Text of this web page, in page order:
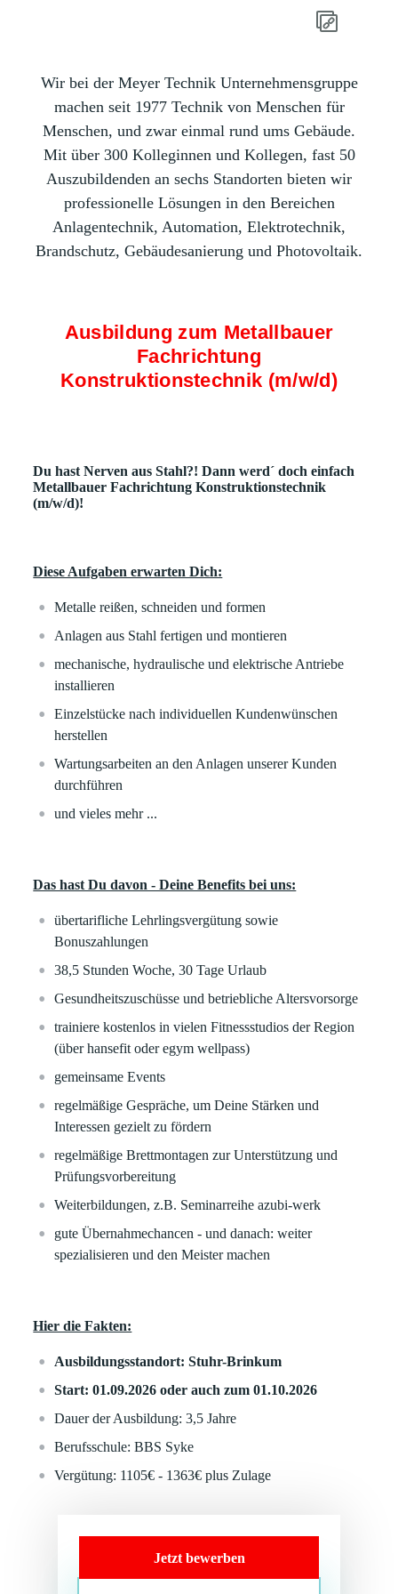
Wir bei der Meyer Technik Unternehmensgruppe
machen seit 1977 Technik von Menschen für
Menschen, und zwar einmal rund ums Gebäude.
Mit über 300 Kolleginnen und Kollegen, fast 50
Auszubildenden an sechs Standorten bieten wir
professionelle Lösungen in den Bereichen
Anlagentechnik, Automation, Elektrotechnik,
Brandschutz, Gebäudesanierung und Photovoltaik.
Ausbildung zum Metallbauer
Fachrichtung
Konstruktionstechnik (m/w/d)
Du hast Nerven aus Stahl?! Dann werd´ doch einfach
Metallbauer Fachrichtung Konstruktionstechnik
(m/w/d)!
Diese Aufgaben erwarten Dich:
Metalle reißen, schneiden und formen
Anlagen aus Stahl fertigen und montieren
mechanische, hydraulische und elektrische Antriebe
installieren
Einzelstücke nach individuellen Kundenwünschen
herstellen
Wartungsarbeiten an den Anlagen unserer Kunden
durchführen
und vieles mehr ...
Das hast Du davon - Deine Benefits bei uns:
übertarifliche Lehrlingsvergütung sowie
Bonuszahlungen
38,5 Stunden Woche, 30 Tage Urlaub
Gesundheitszuschüsse und betriebliche Altersvorsorge
trainiere kostenlos in vielen Fitnessstudios der Region
(über hansefit oder egym wellpass)
gemeinsame Events
regelmäßige Gespräche, um Deine Stärken und
Interessen gezielt zu fördern
regelmäßige Brettmontagen zur Unterstützung und
Prüfungsvorbereitung
Weiterbildungen, z.B. Seminarreihe azubi-werk
gute Übernahmechancen - und danach: weiter
spezialisieren und den Meister machen
Hier die Fakten:
Ausbildungsstandort: Stuhr-Brinkum
Start: 01.09.2026 oder auch zum 01.10.2026
Dauer der Ausbildung: 3,5 Jahre
Berufsschule: BBS Syke
Vergütung: 1105€ - 1363€ plus Zulage
Jetzt bewerben